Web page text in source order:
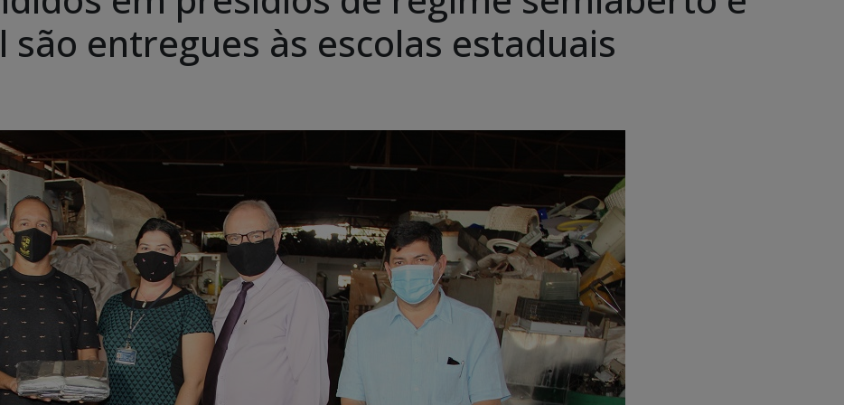
entregues às escolas estaduais